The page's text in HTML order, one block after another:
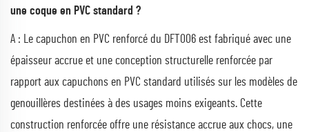
une coque en PVC standard ?
A : Le capuchon en PVC renforcé du DFT006 est fabriqué avec une
épaisseur accrue et une conception structurelle renforcée par
rapport aux capuchons en PVC standard utilisés sur les modèles de
genouillères destinées à des usages moins exigeants. Cette
construction renforcée offre une résistance accrue aux chocs, une